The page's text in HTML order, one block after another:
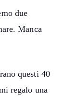
due
Manca
questi 40
regalo una